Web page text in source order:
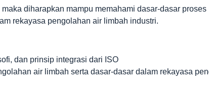
diharapkan mampu memahami dasar-dasar proses
rekayasa pengolahan air limbah industri.
dan prinsip integrasi dari ISO
air limbah serta dasar-dasar dalam rekayasa